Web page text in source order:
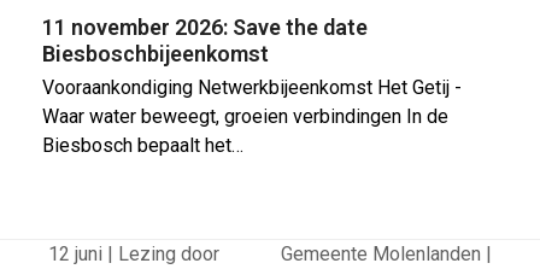
11 november 2026: Save the date
Biesboschbijeenkomst
Vooraankondiging Netwerkbijeenkomst Het Getij -
Waar water beweegt, groeien verbindingen In de
Biesbosch bepaalt het…
12 juni | Lezing door
Gemeente Molenlanden |